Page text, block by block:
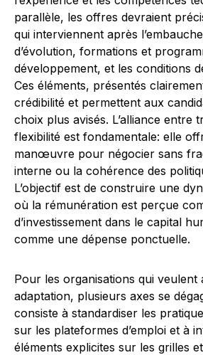
parallèle, les offres devraient
qui interviennent après
d’évolution, formations et
développement, et les conditions
Ces éléments, présentés
crédibilité et permettent aux
choix plus avisés. L’alliance entre
flexibilité est fondamentale: elle
manœuvre pour négocier sans
interne ou la cohérence des
L’objectif est de construire une
où la rémunération est perçue
d’investissement dans le capital
comme une dépense ponctuelle.
Pour les organisations qui
adaptation, plusieurs axes se
consiste à standardiser les
sur les plateformes d’emploi et à
éléments explicites sur les grilles